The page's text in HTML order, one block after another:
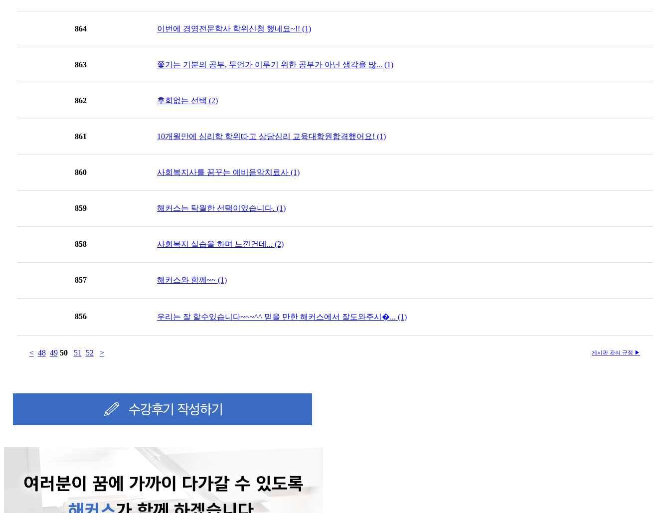
864 이번에 경영전문학사 학위신청 했네요~!! (1)
863 쫓기는 기분의 공부, 무언가 이루기 위한 공부가 아닌 생각을 많... (1)
862 후회없는 선택 (2)
861 10개월만에 심리학 학위따고 상담심리 교육대학원합격했어요! (1)
860 사회복지사를 꿈꾸는 예비음악치료사 (1)
859 해커스는 탁월한 선택이었습니다. (1)
858 사회복지 실습을 하며 느낀건데... (2)
857 해커스와 함께~~ (1)
856 우리는 잘 할수있습니다~~~^^ 믿을 만한 해커스에서 잘도와주시�... (1)
< 48 4950 51 52 > 게시판 관리 규정 ▶